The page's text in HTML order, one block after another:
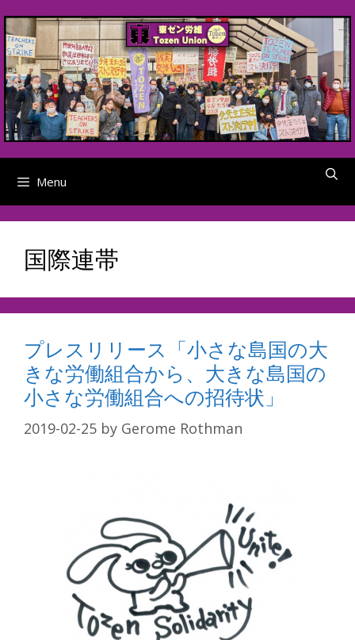
to
content
Menu
国際連帯
プレスリリース「小さな島国の大
きな労働組合から、大きな島国の
小さな労働組合への招待状」
2019-02-25 by Gerome Rothman